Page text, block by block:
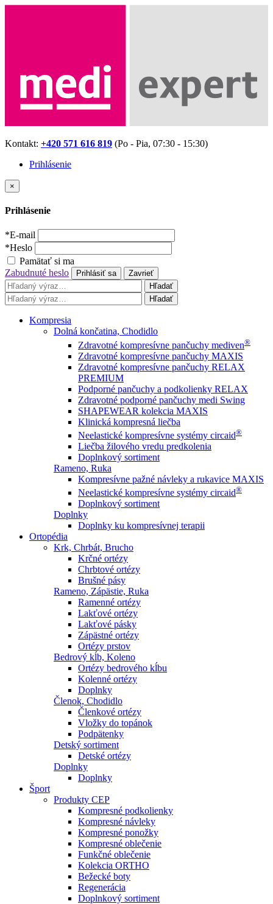
Kontakt: +420 571 616 819 (Po - Pia, 07:30 - 15:30)
Prihlásenie
×
Prihlásenie
*E-mail
*Heslo
Pamätať si ma
Zabudnuté heslo
Prihlásiť sa
Zavrieť
Hľadať
Hľadať
Kompresia
Dolná končatina, Chodidlo
Zdravotné kompresívne pančuchy mediven®
Zdravotné kompresívne pančuchy MAXIS
Zdravotné kompresívne pančuchy RELAX
PREMIUM
Podporné pančuchy a podkolienky RELAX
Zdravotné podporné pančuchy medi Swing
SHAPEWEAR kolekcia MAXIS
Klinická kompresná liečba
Neelastické kompresívne systémy circaid®
Liečba žilového vredu predkolenia
Doplnkový sortiment
Rameno, Ruka
Kompresívne pažné návleky a rukavice MAXIS
Neelastické kompresívne systémy circaid®
Doplnkový sortiment
Doplnky
Doplnky ku kompresívnej terapii
Ortopédia
Krk, Chrbát, Brucho
Krčné ortézy
Chrbtové ortézy
Brušné pásy
Rameno, Zápästie, Ruka
Ramenné ortézy
Lakťové ortézy
Lakťové pásky
Zápästné ortézy
Ortézy prstov
Bedrový kĺb, Koleno
Ortézy bedrového kĺbu
Kolenné ortézy
Doplnky
Členok, Chodidlo
Členkové ortézy
Vložky do topánok
Podpätenky
Detský sortiment
Detské ortézy
Doplnky
Doplnky
Šport
Produkty CEP
Kompresné podkolienky
Kompresné návleky
Kompresné ponožky
Kompresné oblečenie
Funkčné oblečenie
Kolekcia ORTHO
Bežecké boty
Regenerácia
Doplnkový sortiment